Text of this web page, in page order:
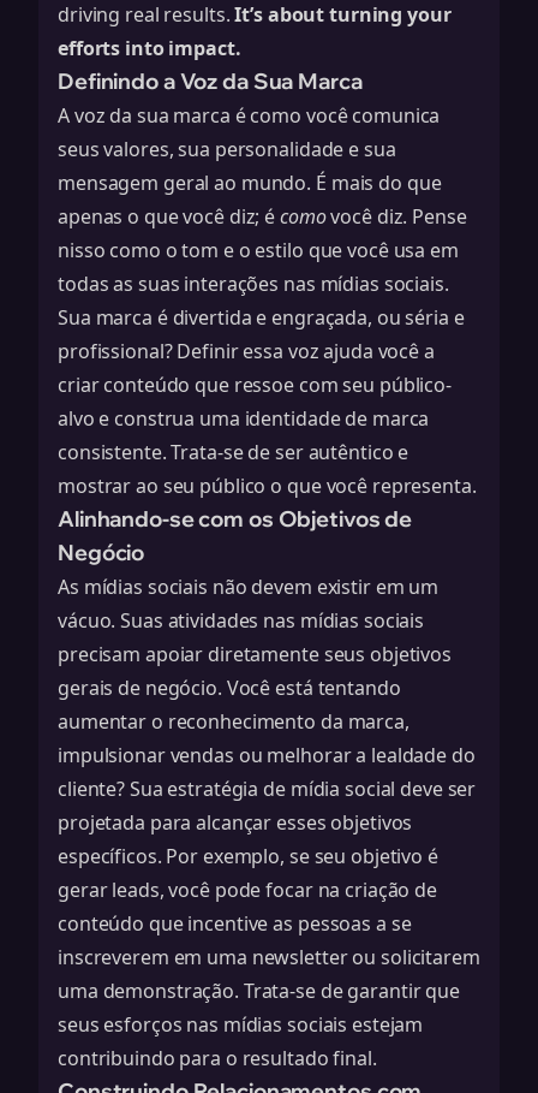
driving real results.It’s about turning your
efforts into impact.
Definindo a Voz da Sua Marca
A voz da sua marca é como você comunica
seus valores, sua personalidade e sua
mensagem geral ao mundo. É mais do que
apenas o que você diz; écomovocê diz. Pense
nisso como o tom e o estilo que você usa em
todas as suas interações nas mídias sociais.
Sua marca é divertida e engraçada, ou séria e
profissional? Definir essa voz ajuda você a
criar conteúdo que ressoe com seu público-
alvo e construa uma identidade de marca
consistente. Trata-se de ser autêntico e
mostrar ao seu público o que você representa.
Alinhando-se com os Objetivos de
Negócio
As mídias sociais não devem existir em um
vácuo. Suas atividades nas mídias sociais
precisam apoiar diretamente seus objetivos
gerais de negócio. Você está tentando
aumentar o reconhecimento da marca,
impulsionar vendas ou melhorar a lealdade do
cliente? Sua estratégia de mídia social deve ser
projetada para alcançar esses objetivos
específicos. Por exemplo, se seu objetivo é
gerar leads, você pode focar na criação de
conteúdo que incentive as pessoas a se
inscreverem em uma newsletter ou solicitarem
uma demonstração. Trata-se de garantir que
seus esforços nas mídias sociais estejam
contribuindo para o resultado final.